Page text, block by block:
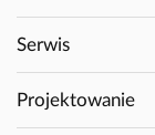
Serwis
Projektowanie